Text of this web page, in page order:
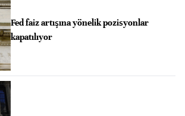
Fed faiz artışına yönelik pozisyonlar
kapatılıyor